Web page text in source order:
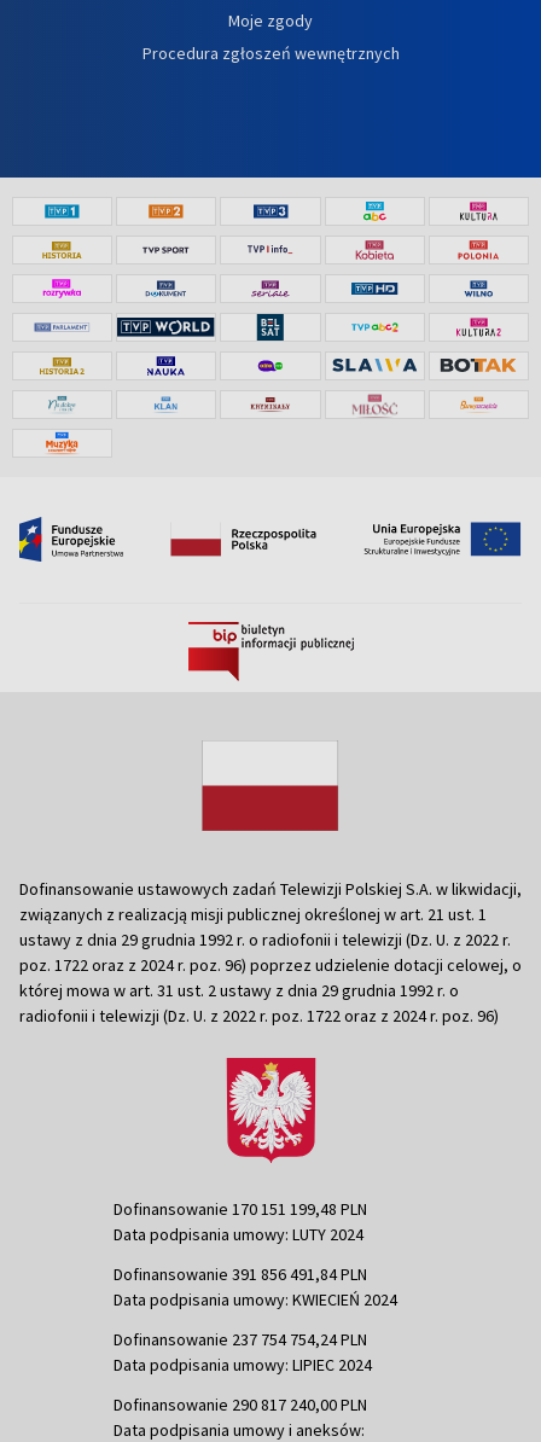
Moje zgody
Procedura zgłoszeń wewnętrznych
Dofinansowanie ustawowych zadań Telewizji Polskiej S.A. w likwidacji,
związanych z realizacją misji publicznej określonej w art. 21 ust. 1
ustawy z dnia 29 grudnia 1992 r. o radiofonii i telewizji (Dz. U. z 2022 r.
poz. 1722 oraz z 2024 r. poz. 96) poprzez udzielenie dotacji celowej, o
której mowa w art. 31 ust. 2 ustawy z dnia 29 grudnia 1992 r. o
radiofonii i telewizji (Dz. U. z 2022 r. poz. 1722 oraz z 2024 r. poz. 96)
Dofinansowanie 170 151 199,48 PLN
Data podpisania umowy: LUTY 2024
Dofinansowanie 391 856 491,84 PLN
Data podpisania umowy: KWIECIEŃ 2024
Dofinansowanie 237 754 754,24 PLN
Data podpisania umowy: LIPIEC 2024
Dofinansowanie 290 817 240,00 PLN
Data podpisania umowy i aneksów: